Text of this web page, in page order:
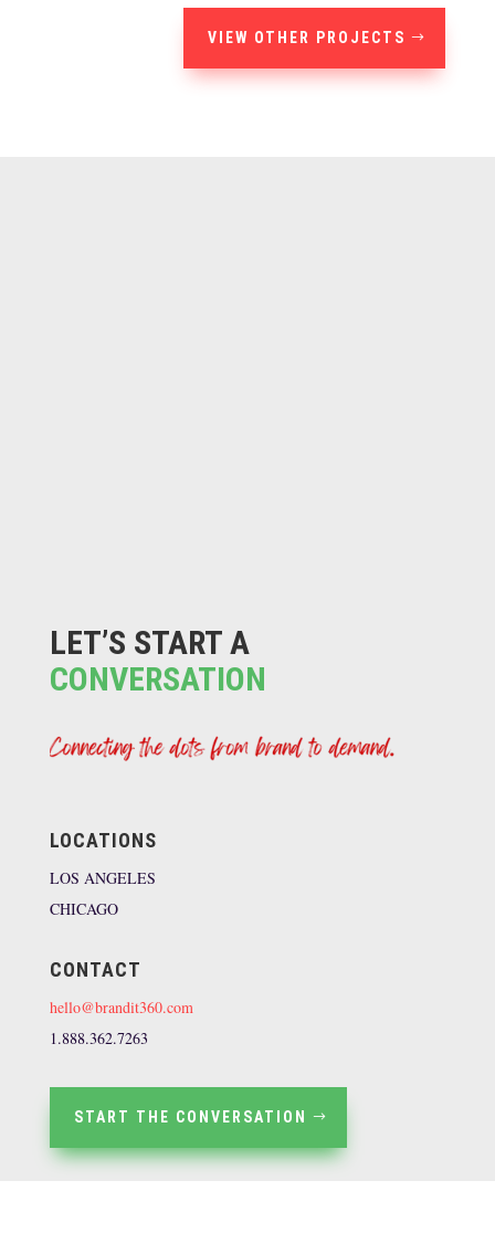
VIEW OTHER PROJECTS
LET’S START A
CONVERSATION
LOCATIONS
LOS ANGELES
CHICAGO
CONTACT
hello@brandit360.com
1.888.362.7263
START THE CONVERSATION